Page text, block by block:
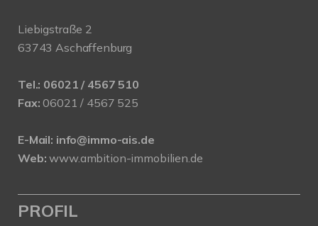
Liebigstraße 2
63743 Aschaffenburg
Tel.: 06021 / 4567 510
Fax: 06021 / 4567 525
E-Mail: info@immo-ais.de
Web: www.ambition-immobilien.de
PROFIL